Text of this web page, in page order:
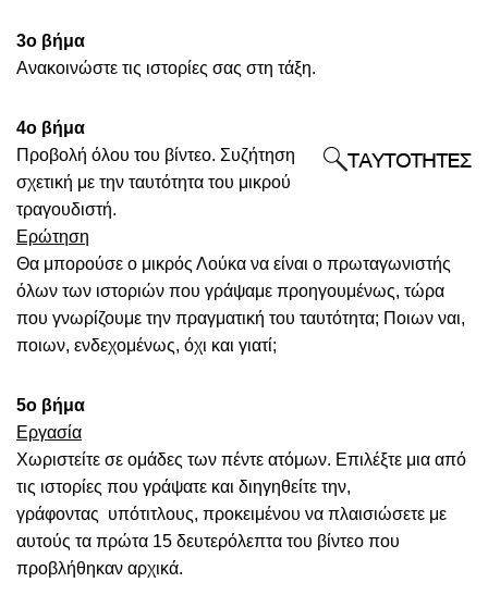
3ο βήμα
Ανακοινώστε τις ιστορίες σας στη τάξη.
4ο βήμα
Προβολή όλου του βίντεο. Συζήτηση
σχετική με την ταυτότητα του μικρού
τραγουδιστή.
Ερώτηση
Θα μπορούσε ο μικρός Λούκα να είναι ο πρωταγωνιστής
όλων των ιστοριών που γράψαμε προηγουμένως, τώρα
που γνωρίζουμε την πραγματική του ταυτότητα; Ποιων ναι,
ποιων, ενδεχομένως, όχι και γιατί;
5ο βήμα
Εργασία
Χωριστείτε σε ομάδες των πέντε ατόμων. Επιλέξτε μια από
τις ιστορίες που γράψατε και διηγηθείτε την,
γράφοντας υπότιτλους, προκειμένου να πλαισιώσετε με
αυτούς τα πρώτα 15 δευτερόλεπτα του βίντεο που
προβλήθηκαν αρχικά.